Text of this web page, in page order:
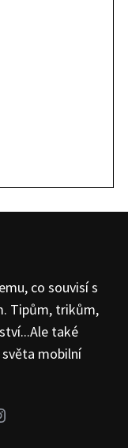
co souvisí s
Tipům, trikům,
také
mobilní